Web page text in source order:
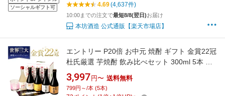
ソーシャルギフト可
4.69(4,637件)
10:00までの注文で最短8/8(翌日)お届け
本坊酒造 公式通販【楽天市場店】
エントリー P20倍 お中元 焼酎 ギフト 金賞22冠
杜氏厳選 芋焼酎 飲み比べセット 300ml 5本 化
粧箱入り / 送料無料 誕生日 敬老の日 お祝い ギ
フト メッセージカード ラッピング 対応無料 本
坊酒造 お酒 プレゼント 芋焼酎 ギフト セット
3,997 円〜 送料無料
799円～/本 (5本)